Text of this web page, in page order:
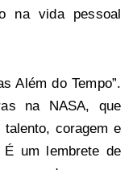
na vida pessoal
Além do Tempo”.
na NASA, que
coragem e
É um lembrete de